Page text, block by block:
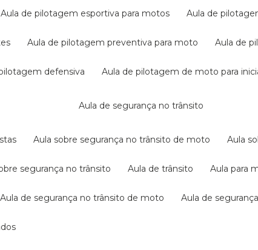
aula de pilotagem esportiva para motos aula de
aula de pilotagem preventiva para moto aula de
pilotagem defensiva aula de pilotagem de moto para
aula de segurança no trânsito
aula sobre segurança no trânsito de moto aula
segurança no trânsito aula de trânsito aula para
aula de segurança no trânsito de moto aula de